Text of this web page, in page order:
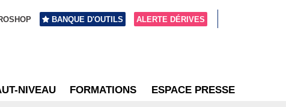
BANQUE D'OUTILS ALERTE DÉRIVES
NIVEAU FORMATIONS ESPACE PRESSE